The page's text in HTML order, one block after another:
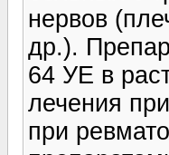
нервов
др.).
64 УЕ в
лечения
при